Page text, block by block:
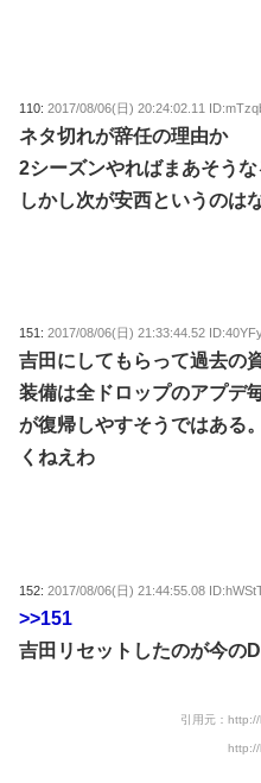
110:2017/08/06(日) 20:24:02.11
ネタ切れが辞任の理由か
2シーズンやればまあそう
しかし次が安西というのは
151:2017/08/06(日) 21:33:44.52
吉田にしてもらって過去の
装備は全ドロップのアプデ
が復帰しやすそうではある
くねえわ
152:2017/08/06(日) 21:44:55.08
>>151
吉田リセットしたのが今の
引用元：